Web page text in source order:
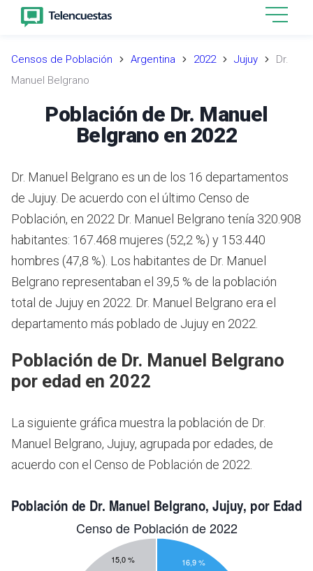
Censos de Población Argentina 2022 Jujuy
Dr.
Manuel Belgrano
Población de Dr. Manuel
Belgrano en 2022
Dr. Manuel Belgrano es un de los 16 departamentos
de Jujuy. De acuerdo con el último Censo de
Población, en 2022 Dr. Manuel Belgrano tenía 320.908
habitantes: 167.468 mujeres (52,2 %) y 153.440
hombres (47,8 %). Los habitantes de Dr. Manuel
Belgrano representaban el 39,5 % de la población
total de Jujuy en 2022. Dr. Manuel Belgrano era el
departamento más poblado de Jujuy en 2022.
Población de Dr. Manuel Belgrano
por edad en 2022
La siguiente gráfica muestra la población de Dr.
Manuel Belgrano, Jujuy, agrupada por edades, de
acuerdo con el Censo de Población de 2022.